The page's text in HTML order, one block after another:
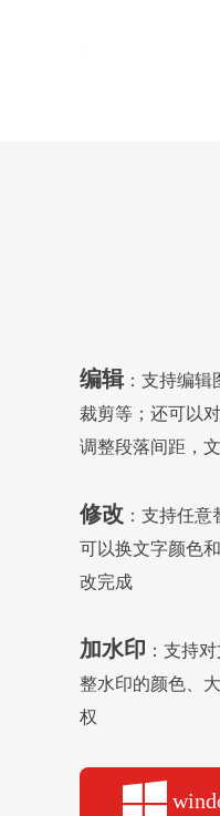
编辑：支持编辑
裁剪等；还可以
调整段落间距，
修改 ：支持任
可以换文字颜色
改完成
加水印 ：支持
整水印的颜色、
权